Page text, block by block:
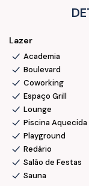
• Lounge + Redário
• Bicicletário
Segurança e
• 1 Subsolo +
de aptos
• 2 Elevadores
• Estação de
cada vaga
• Áreas de lazer
Lazer
Academia
Boulevard
Coworking
Espaço Grill
Lounge
Piscina Aquecida
Playground
Redário
Salão de Festas
Sauna